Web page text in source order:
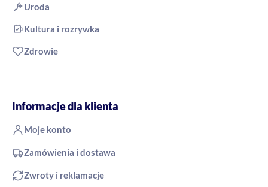
Uroda
Kultura i rozrywka
Zdrowie
Informacje dla klienta
Moje konto
Zamówienia i dostawa
Zwroty i reklamacje